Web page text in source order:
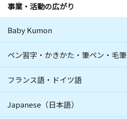
事業・活動の広がり
Baby Kumon
ペン習字・かきかた・筆ペン・毛筆
フランス語・ドイツ語
Japanese（日本語）